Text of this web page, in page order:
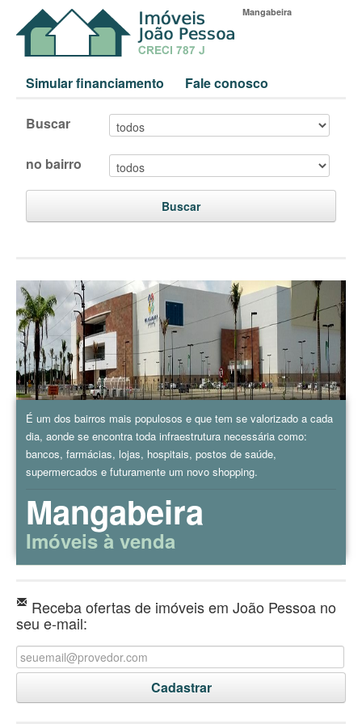
Mangabeira
Simular financiamento Fale conosco
Buscar
no bairro
Buscar
É um dos bairros mais populosos e que tem se valorizado a cada
dia, aonde se encontra toda infraestrutura necessária como:
bancos, farmácias, lojas, hospitais, postos de saúde,
supermercados e futuramente um novo shopping.
Mangabeira
Imóveis à venda
Receba ofertas de imóveis em João Pessoa no
seu e-mail: